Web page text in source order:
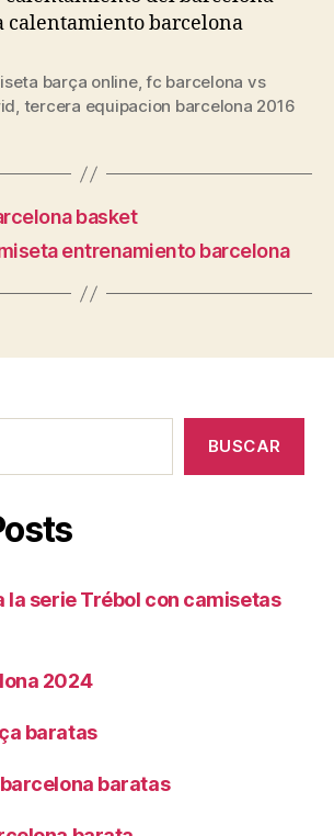
barça online,fc barcelona vs
, tercera equipacion barcelona 2016
basket
entrenamiento barcelona
BUSCAR
la serie Trébol con camisetas
2024
baratas
baratas